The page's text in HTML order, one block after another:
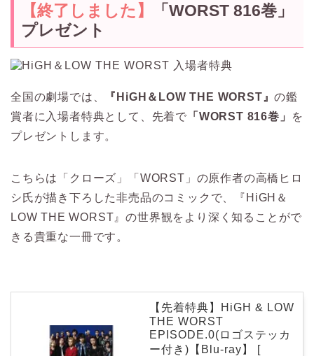
【終了しました】
「WORST 816巻」
プレゼント
全国の劇場では、 『HiGH＆LOW THE WORST』の鑑
賞者に入場者特典として、先着で 「WORST 816巻」
を
プレゼントします。
こちらは「クローズ」「WORST」の原作者の高橋ヒロ
シ氏が描き下ろした非売品のコミックで、『HiGH＆
LOW THE WORST』の世界観をより深く知ることがで
きる貴重な一冊です。
【先着特典】HiGH & LOW
THE WORST
EPISODE.0(ロゴステッカ
ー付き)【Blu-ray】 [